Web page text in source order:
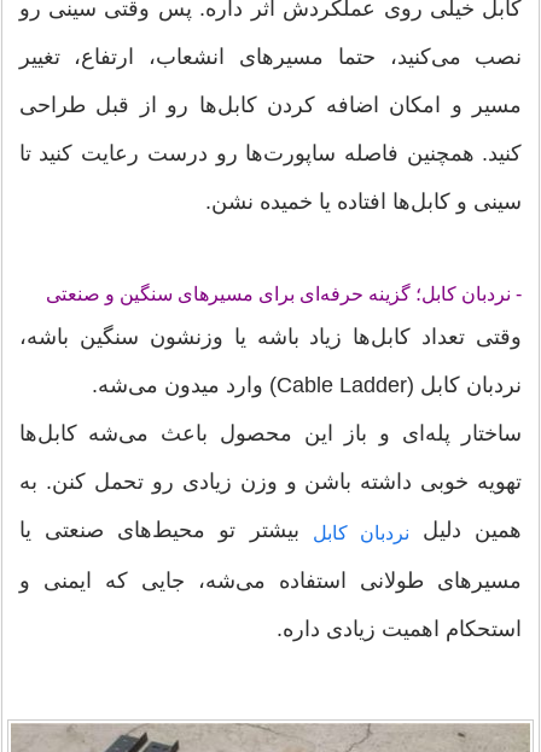
کابل خیلی روی عملکردش اثر داره. پس وقتی سینی رو
نصب می‌کنید، حتما مسیرهای انشعاب، ارتفاع، تغییر
مسیر و امکان اضافه کردن کابل‌ها رو از قبل طراحی
کنید. همچنین فاصله‌ ساپورت‌ها رو درست رعایت کنید تا
سینی و کابل‌ها افتاده یا خمیده نشن.
- نردبان کابل؛ گزینه حرفه‌ای برای مسیرهای سنگین و صنعتی
وقتی تعداد کابل‌ها زیاد باشه یا وزنشون سنگین باشه،
نردبان کابل (Cable Ladder) وارد میدون می‌شه.
ساختار پله‌ای و باز این محصول باعث می‌شه کابل‌ها
تهویه خوبی داشته باشن و وزن زیادی رو تحمل کنن. به
همین دلیل
نردبان کابل بیشتر تو محیط‌های صنعتی یا
مسیرهای طولانی استفاده می‌شه، جایی که ایمنی و
استحکام اهمیت زیادی داره.